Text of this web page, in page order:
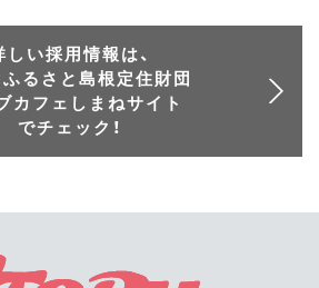
しい採用情報は、
るさと島根定住財団
カフェしまねサイト
でチェック！